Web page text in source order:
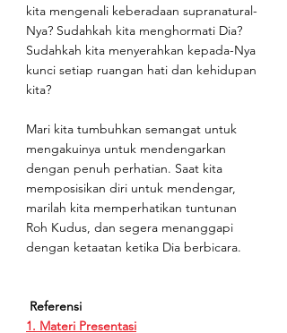
kita mengenali keberadaan supranatural-
Nya? Sudahkah kita menghormati Dia?
Sudahkah kita menyerahkan kepada-Nya
kunci setiap ruangan hati dan kehidupan
kita?
Mari kita tumbuhkan semangat untuk
mengakuinya untuk mendengarkan
dengan penuh perhatian. Saat kita
memposisikan diri untuk mendengar,
marilah kita memperhatikan tuntunan
Roh Kudus, dan segera menanggapi
dengan ketaatan ketika Dia berbicara.
Referensi
1. Materi Presentasi